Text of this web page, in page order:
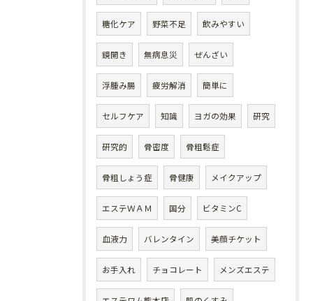
糖化ケア 野菜不足 飲みやすい
鏡開き 無病息災 ぜんざい
浮腫み腸 疲労解消 簡単に
セルフケア 知識 ヨガの効果 研究
研究的 骨密度 骨粗鬆症
骨粗しょう症 骨健康 メイクアップ
エステＷＡＭ 国分 ビタミンC
血液力 バレンタイン 美顔チケット
お手入れ チョコレート メンズエステ